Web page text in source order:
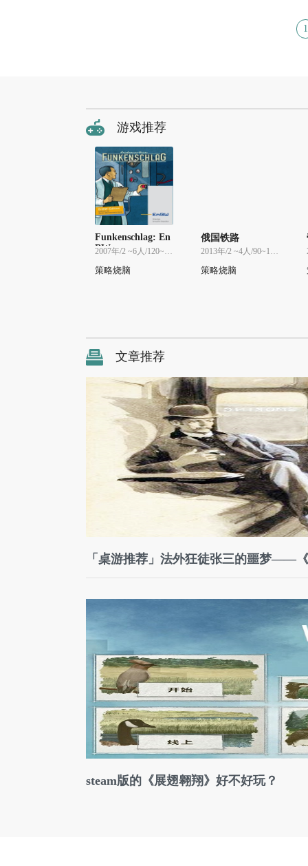
1
游戏推荐
Funkenschlag: En
BW
2007年/2 ~6人/120~120分
策略烧脑
俄国铁路
2013年/2 ~4人/90~120分
策略烧脑
文章推荐
「桌游推荐」法外狂徒张三的噩梦——
steam版的《展翅翱翔》好不好玩？